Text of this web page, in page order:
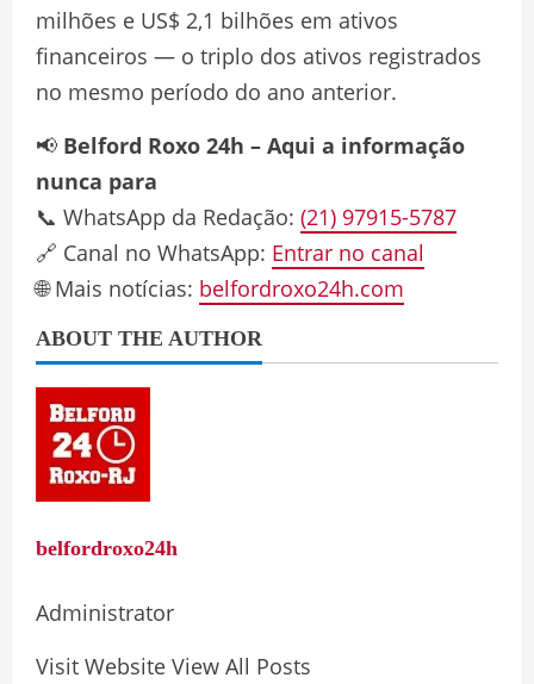
milhões e US$ 2,1 bilhões em ativos
financeiros — o triplo dos ativos registrados
no mesmo período do ano anterior.
📢 Belford Roxo 24h – Aqui a informação
nunca para
📞 WhatsApp da Redação: (21) 97915-5787
🔗 Canal no WhatsApp: Entrar no canal
🌐 Mais notícias: belfordroxo24h.com
ABOUT THE AUTHOR
belfordroxo24h
Administrator
Visit Website View All Posts